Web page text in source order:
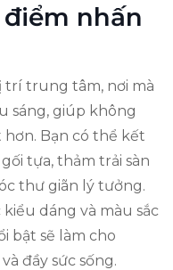
nhấn
trí trung tâm, nơi mà
sáng, giúp không
Bạn có thể kết
tựa, thảm trải sàn
thư giãn lý tưởng.
dáng và màu sắc
bật sẽ làm cho
đầy sức sống.